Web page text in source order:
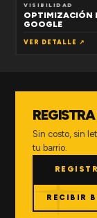
VISIBILIDAD
OPTIMIZACIÓN
GOOGLE
VER DETALLE ↗
Sin costo, sin
tu barrio.
RECIBIR